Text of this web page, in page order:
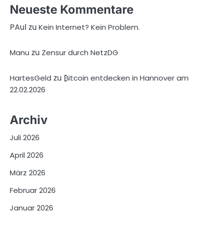
Neueste Kommentare
PAul zuKein Internet? Kein Problem.
Manu zu Zensur durch NetzDG
HartesGeld zu ₿itcoin entdecken in Hannover am
22.02.2026
Archiv
Juli 2026
April 2026
März 2026
Februar 2026
Januar 2026